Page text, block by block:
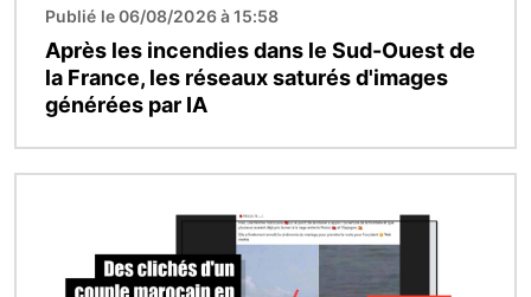
Publié le 06/08/2026 à 15:58
Après les incendies dans le Sud-Ouest de
la France, les réseaux saturés d'images
générées par IA